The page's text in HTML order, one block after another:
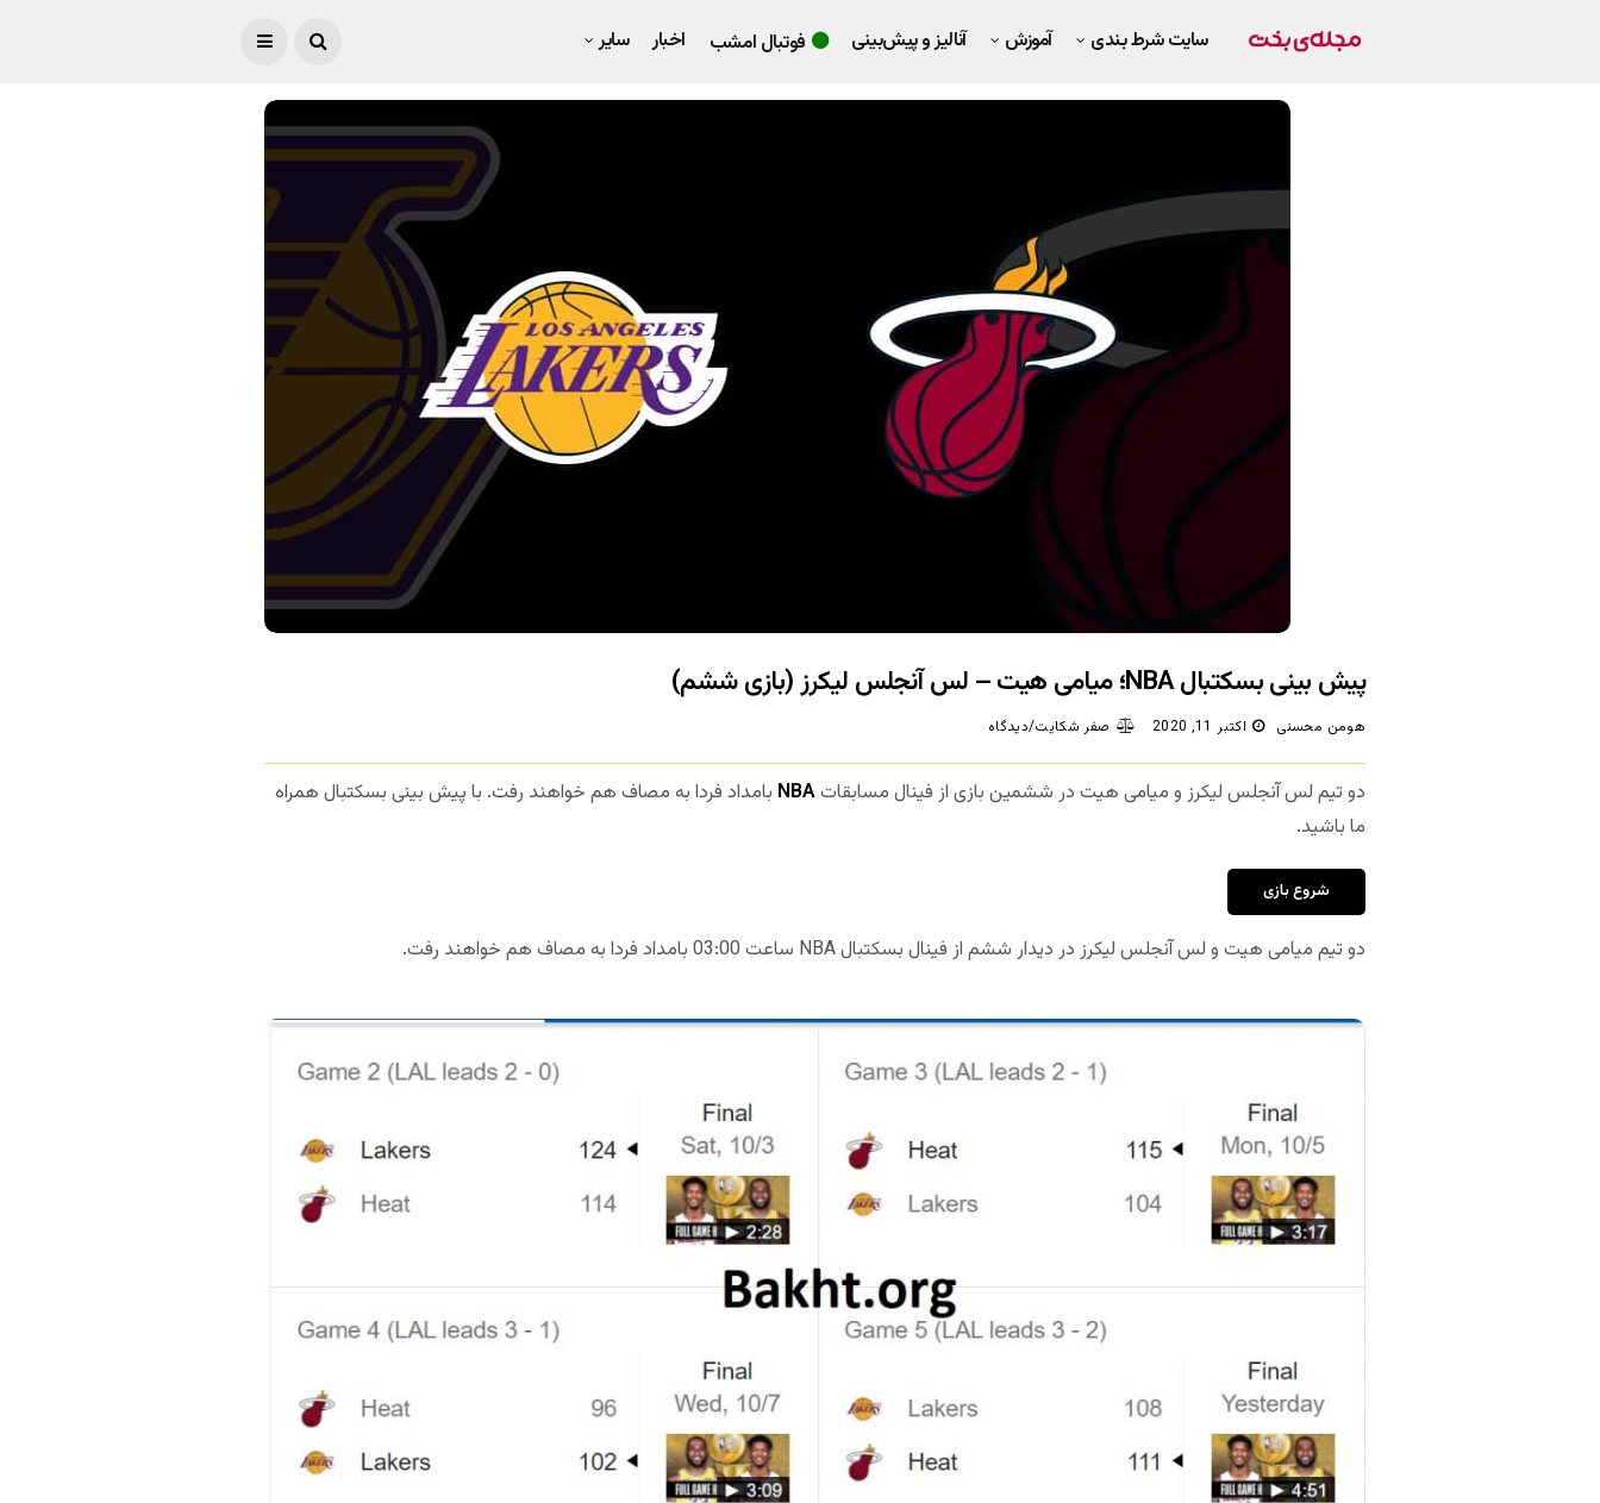
سایت شرط بندی آموزش آنالیز و پیش‌بینی فوتبال امشب اخبار سایر
پیش بینی بسکتبال NBA؛ میامی هیت – لس آنجلس لیکرز (بازی ششم)
هومن محسنی اکتبر 11, 2020 صفر شکایت/دیدگاه
دو تیم لس آنجلس لیکرز و میامی هیت در ششمین بازی از فینال مسابقاتNBA بامداد فردا به مصاف هم خواهند رفت. با پیش بینی بسکتبال همراه
ما باشید.
شروع بازی
دو تیم میامی هیت و لس آنجلس لیکرز در دیدار ششم از فینال بسکتبال NBA ساعت 03:00 بامداد فردا به مصاف هم خواهند رفت.